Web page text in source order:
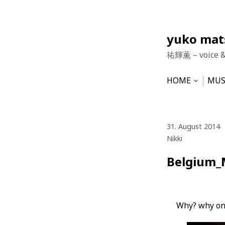
yuko
祐輝薫 – voice
HOME
Open
31. August 2014
Nikki
Why? why